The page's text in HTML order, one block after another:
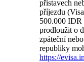
přístavech
příjezdu
500.000 IDR
prodloužit o
zpáteční
republiky
https://